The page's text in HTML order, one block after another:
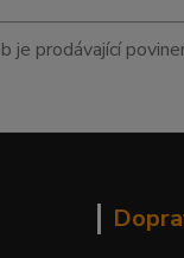
je prodávající